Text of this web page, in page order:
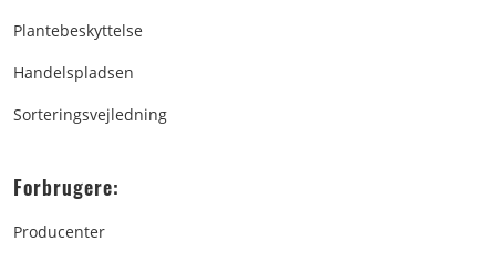
Plantebeskyttelse
Handelspladsen
Sorteringsvejledning
Forbrugere:
Producenter